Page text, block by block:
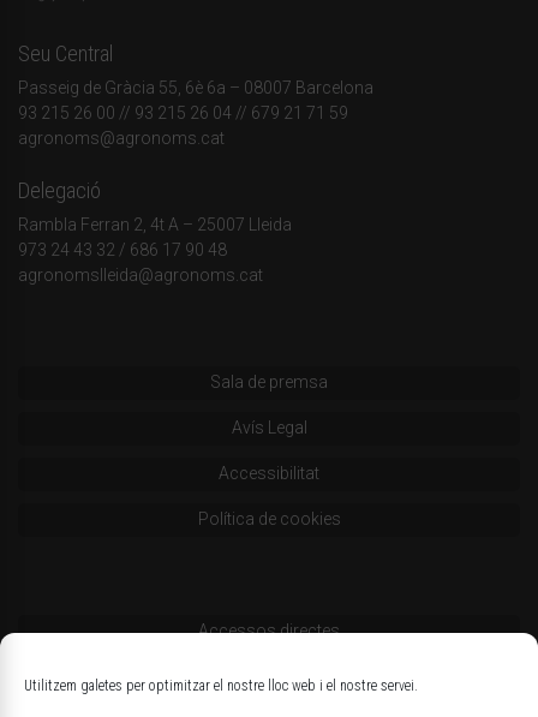
Utilitzem galetes per optimitzar el nostre lloc web i el nostre servei.
Seu Central
Passeig de Gràcia 55, 6è 6a – 08007 Barcelona
93 215 26 00 // 93 215 26 04 // 679 21 71 59
agronoms@agronoms.cat
Delegació
Rambla Ferran 2, 4t A – 25007 Lleida
973 24 43 32 / 686 17 90 48
agronomslleida@agronoms.cat
Sala de premsa
Avís Legal
Accessibilitat
Política de cookies
Accessos directes
Codi deontològic